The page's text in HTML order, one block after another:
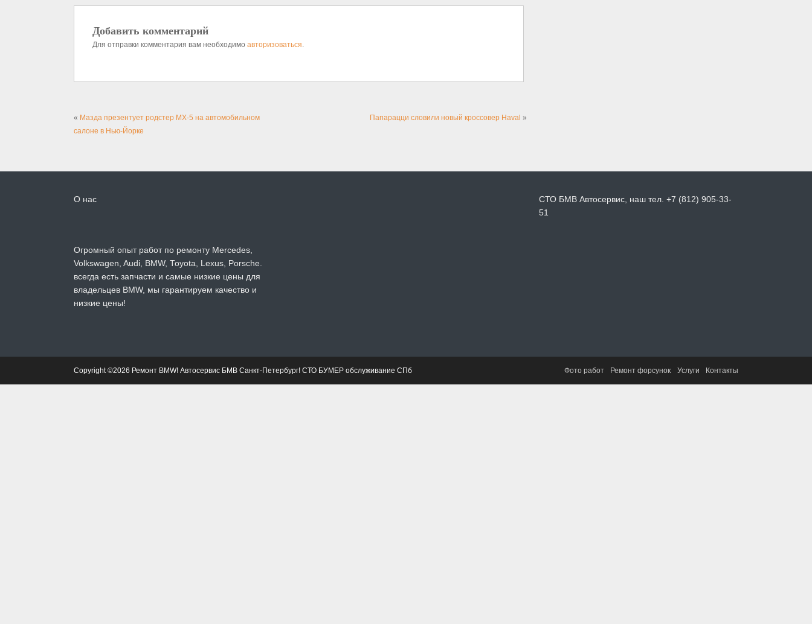
Добавить комментарий
Для отправки комментария вам необходимо авторизоваться.
« Мазда презентует родстер MX-5 на автомобильном
салоне в Нью-Йорке
Папарацци словили новый кроссовер Haval »
О нас
Огромный опыт работ по ремонту Mercedes,
Volkswagen, Audi, BMW, Toyota, Lexus, Porsche.
всегда есть запчасти и самые низкие цены для
владельцев BMW, мы гарантируем качество и
низкие цены!
СТО БМВ Автосервис, наш тел. +7 (812) 905-33-
51
Copyright ©2026 Ремонт BMW! Автосервис БМВ Санкт-Петербург! СТО БУМЕР обслуживание СПб Фото работ Ремонт форсунок Услуги Контакты